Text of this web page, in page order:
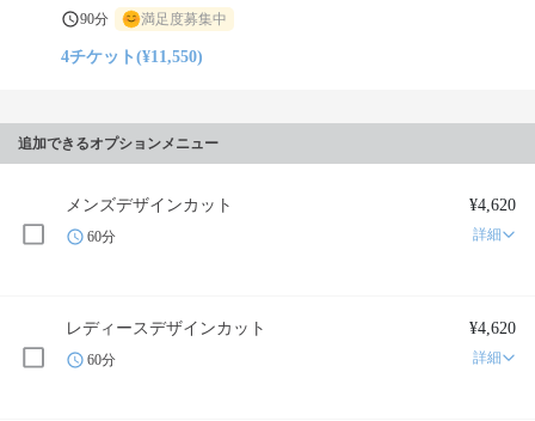
90分 満足度募集中
4チケット(¥11,550)
追加できるオプションメニュー
メンズデザインカット ¥4,620
60分 詳細
レディースデザインカット ¥4,620
60分 詳細